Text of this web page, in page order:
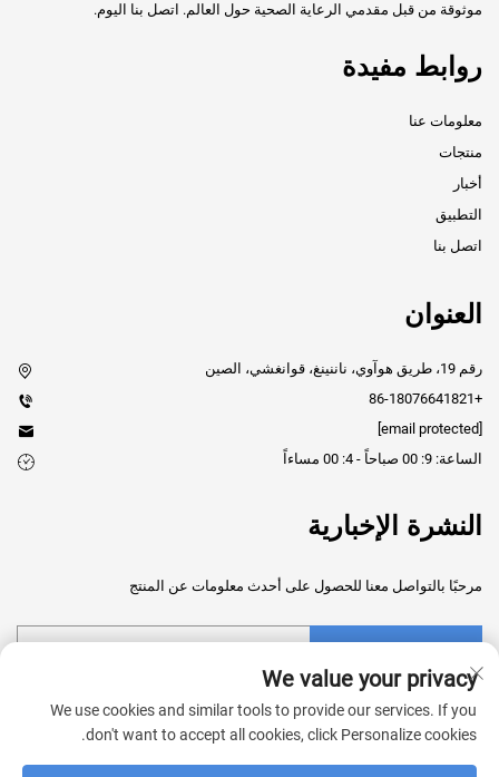
موثوقة من قبل مقدمي الرعاية الصحية حول العالم. اتصل بنا اليوم.
روابط مفيدة
معلومات عنا
منتجات
أخبار
التطبيق
اتصل بنا
العنوان
رقم 19، طريق هوآوي، ناننينغ، قوانغشي، الصين
+86-18076641821
الساعة: 9: 00 صباحاً - 4: 00 مساءاً
النشرة الإخبارية
مرحبًا بالتواصل معنا للحصول على أحدث معلومات عن المنتج
We value your privacy
We use cookies and similar tools to provide our services. If you
don't want to accept all cookies, click Personalize cookies.